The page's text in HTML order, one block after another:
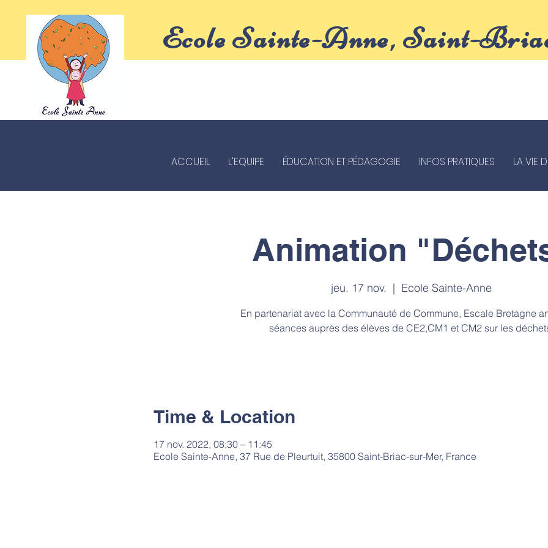
Ecole Sainte-Anne, Saint-
ACCUEIL L'EQUIPE ÉDUCATION ET PÉDAGOGIE INFOS PRATIQUES LA VIE
Animation
jeu. 17 nov.
  |
Ecole Sainte-Anne
En partenariat avec la Communauté de Commune, Escale Bretagne
séances auprès des élèves de CE2,CM1 et CM2 sur les
Time & Location
17 nov. 2022, 08:30 – 11:45
Ecole Sainte-Anne, 37 Rue de Pleurtuit, 35800 Saint-Briac-sur-Mer, France